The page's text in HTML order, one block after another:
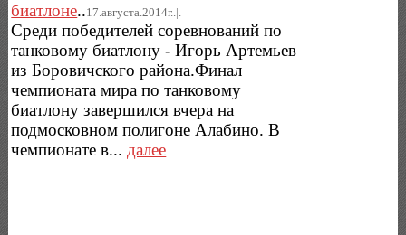
биатлоне..17.августа.2014г..|.
Среди победителей соревнований по
танковому биатлону - Игорь Артемьев
из Боровичского района.Финал
чемпионата мира по танковому
биатлону завершился вчера на
подмосковном полигоне Алабино. В
чемпионате в...далее